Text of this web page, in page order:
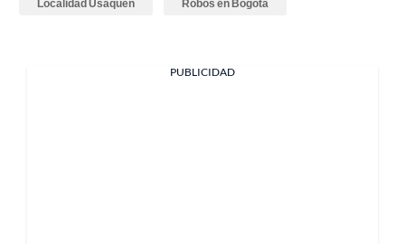
Localidad Usaquén Robos en Bogotá
PUBLICIDAD